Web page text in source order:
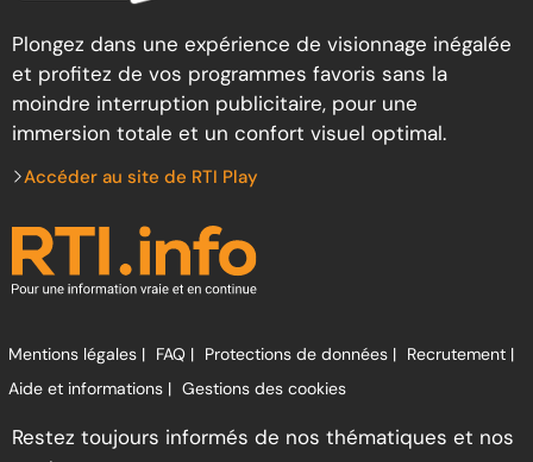
Plongez dans une expérience de visionnage inégalée
et profitez de vos programmes favoris sans la
moindre interruption publicitaire, pour une
immersion totale et un confort visuel optimal.
Accéder au site de RTI Play
Mentions légales | FAQ | Protections de données | Recrutement |
Aide et informations | Gestions des cookies
Restez toujours informés de nos thématiques et nos